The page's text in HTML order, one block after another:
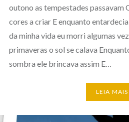
outono as tempestades passavam
cores a criar E enquanto
da minha vida eu morri algumas
primaveras o sol se calava
sombra ele brincava assim E…
LEIA MAIS